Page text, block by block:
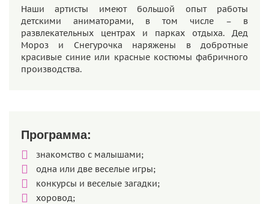
Наши артисты имеют большой опыт работы
детскими аниматорами, в том числе – в
развлекательных центрах и парках отдыха. Дед
Мороз и Снегурочка наряжены в добротные
красивые синие или красные костюмы фабричного
производства.
Программа:
знакомство с малышами;
одна или две веселые игры;
конкурсы и веселые загадки;
хоровод;